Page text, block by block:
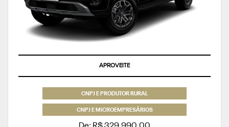
APROVEITE
CNPJ E PRODUTOR RURAL
CNPJ E MICROEMPRESÁRIOS